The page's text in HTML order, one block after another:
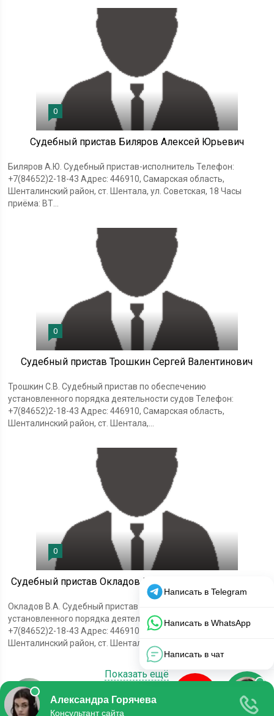
0
Судебный пристав Биляров Алексей Юрьевич
Биляров А.Ю. Судебный пристав-исполнитель Телефон:
+7(84652)2-18-43 Адрес: 446910, Самарская область,
Шенталинский район, ст. Шентала, ул. Советская, 18 Часы
приёма: ВТ...
0
Судебный пристав Трошкин Сергей Валентинович
Трошкин С.В. Судебный пристав по обеспечению
установленного порядка деятельности судов Телефон:
+7(84652)2-18-43 Адрес: 446910, Самарская область,
Шенталинский район, ст. Шентала,...
0
Судебный пристав Окладов Владимир Александрович
Окладов В.А. Судебный пристав по обеспечению
установленного порядка деятельности судов Телефон:
+7(84652)2-18-43 Адрес: 446910, Самарская область,
Шенталинский район, ст. Шентала,...
Показать ещё